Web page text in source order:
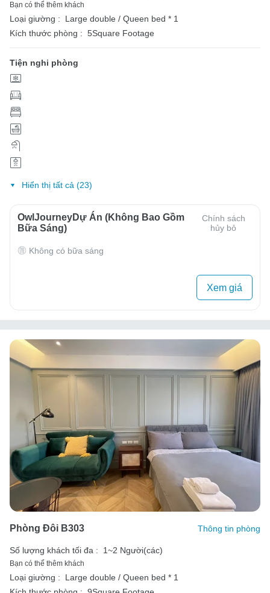
Bạn có thể thêm khách
Loại giường :
Large double / Queen bed * 1
Kích thước phòng : 5Square Footage
Tiện nghi phòng
Hiển thị tất cả (23)
OwlJourneyDự Án (Không Bao Gồm
Bữa Sáng)
Chính sách
hủy bỏ
Không có bữa sáng
Xem giá
Phòng Đôi B303 Thông tin phòng
Số lượng khách tối đa : 1~2 Người(các)
Bạn có thể thêm khách
Loại giường :
Large double / Queen bed * 1